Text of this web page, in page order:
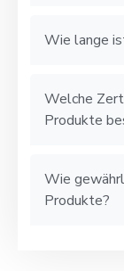
Wie lange
Welche
Produkte
Wie
Produkte?